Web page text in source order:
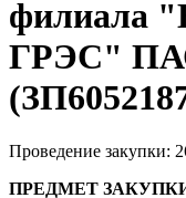
филиала
ГРЭС"
Проведение закупки:
ПРЕДМЕТ